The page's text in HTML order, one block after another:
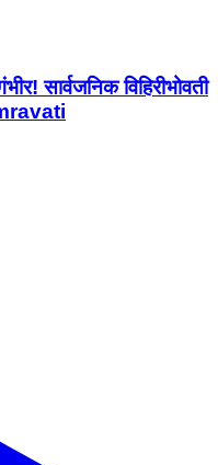
सार्वजनिक विहिरीभोवती